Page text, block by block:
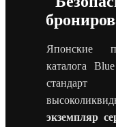
Японские
каталога
стандарт
экземпляр